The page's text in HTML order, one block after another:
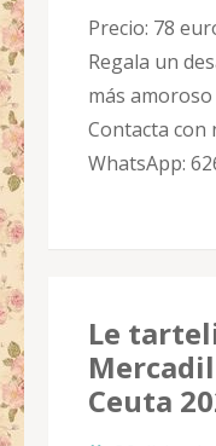
Precio: 78
Regala un
más
Contacta
WhatsApp:
Le
Ceuta